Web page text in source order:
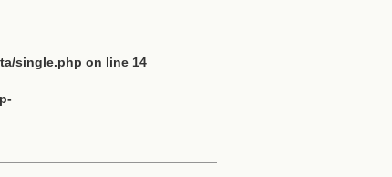
single.php on line 14